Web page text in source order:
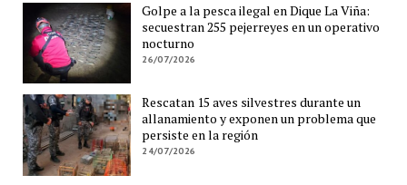
Golpe a la pesca ilegal en Dique La Viña:
secuestran 255 pejerreyes en un operativo
nocturno
26/07/2026
Rescatan 15 aves silvestres durante un
allanamiento y exponen un problema que
persiste en la región
24/07/2026